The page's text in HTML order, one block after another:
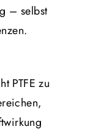
– selbst
PTFE zu